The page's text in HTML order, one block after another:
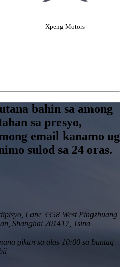
Xpeng Motors
bahin sa among
sa presyo,
email kanamo ug
sulod sa 24 oras.
Lane 3358 West Pingzhuang
Shanghai 201417, Tsina
gikan sa alas 10:00 sa buntag